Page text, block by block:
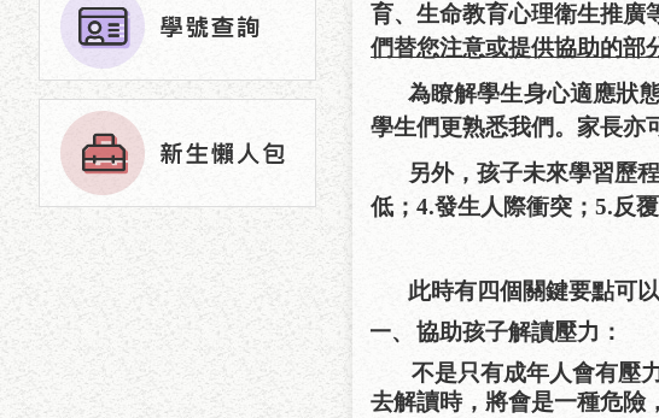
育、生命教育心理衛生推廣
們替您注意或提供協助的部
為瞭解學生身心適應狀
學生們更熟悉我們。家長亦
另外，孩子未來學習歷
低； 4.發生人際衝突； 5.反
此時有四個關鍵要點可
一、 協助孩子解讀壓力：
不是只有成年人會有壓
去解讀時，將會是一種危險